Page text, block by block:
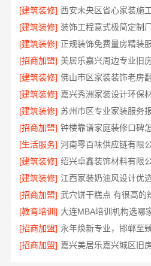
[建筑装修]
[建筑装修] 装饰工程意式极简定制
[建筑装修]
[招商加盟] 美居乐嘉兴周边专业旧
[建筑装修]
[建筑装修] 嘉兴秀洲家装设计环保
[建筑装修]
[招商加盟]
[生活服务]
[建筑装修]
[建筑装修]
[招商加盟] 武穴饼干糕点 有很高的
[教育培训]
[招商加盟]
[招商加盟] 嘉兴美居乐嘉兴城区旧